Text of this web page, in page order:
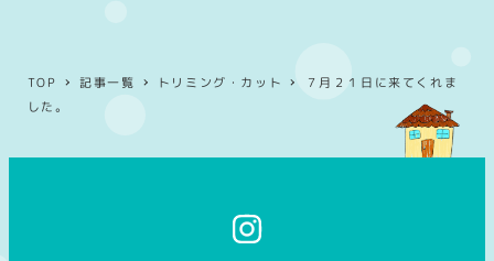
TOP 記事一覧 トリミング・カット
７月２１日に来てくれま
した。